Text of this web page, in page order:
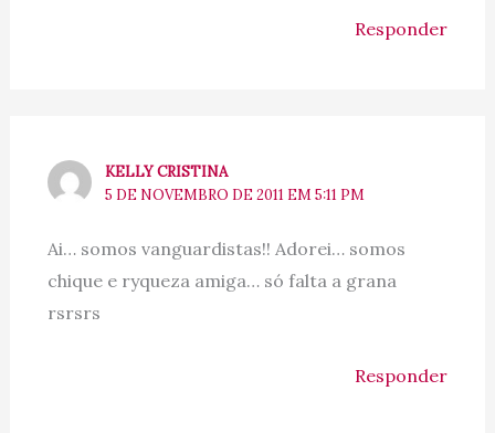
Responder
KELLY CRISTINA
5 DE NOVEMBRO DE 2011 EM 5:11 PM
Ai… somos vanguardistas!! Adorei… somos
chique e ryqueza amiga… só falta a grana
rsrsrs
Responder